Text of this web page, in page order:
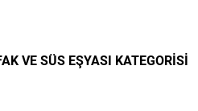
VE SÜS EŞYASI KATEGORİSİ